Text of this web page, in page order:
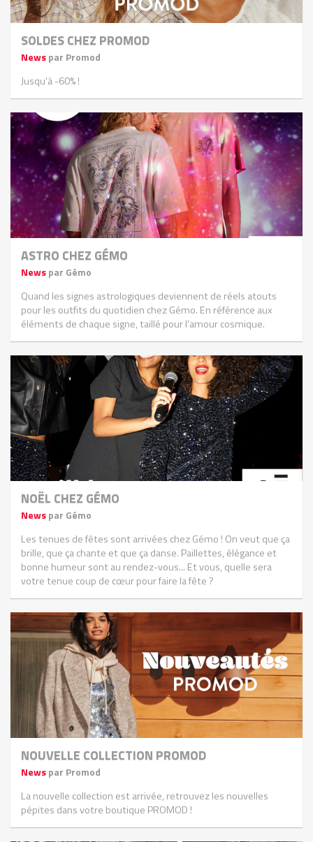
SOLDES CHEZ PROMOD
Newspar Promod
Jusqu'à -60% !
ASTRO CHEZ GÉMO
Newspar Gémo
Quand les signes astrologiques deviennent de réels atouts
pour les outfits du quotidien chez Gémo. En référence aux
éléments de chaque signe, taillé pour l'amour cosmique.
NOËL CHEZ GÉMO
Newspar Gémo
Les tenues de fêtes sont arrivées chez Gémo ! On veut que ça
brille, que ça chante et que ça danse. Paillettes, élégance et
bonne humeur sont au rendez-vous... Et vous, quelle sera
votre tenue coup de cœur pour faire la fête ?
NOUVELLE COLLECTION PROMOD
Newspar Promod
La nouvelle collection est arrivée, retrouvez les nouvelles
pépites dans votre boutique PROMOD !